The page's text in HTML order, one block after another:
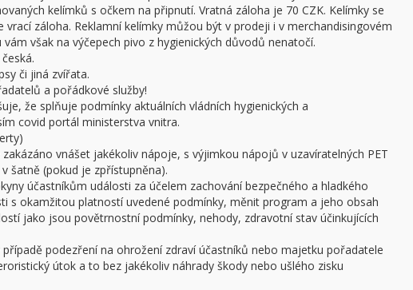
kelímků s očkem na připnutí. Vratná záloha je 70 CZK. Kelímky se
záloha. Reklamní kelímky můžou být v prodeji i v merchandisingovém
však na výčepech pivo z hygienických důvodů nenatočí.
či jiná zvířata.
a pořádkové služby!
že splňuje podmínky aktuálních vládních hygienických a
covid portál ministerstva vnitra.
vnášet jakékoliv nápoje, s výjimkou nápojů v uzavíratelných PET
šatně (pokud je zpřístupněna).
účastníkům události za účelem zachování bezpečného a hladkého
s okamžitou platností uvedené podmínky, měnit program a jeho obsah
jako jsou povětrnostní podmínky, nehody, zdravotní stav účinkujících
podezření na ohrožení zdraví účastníků nebo majetku pořadatele
útok a to bez jakékoliv náhrady škody nebo ušlého zisku